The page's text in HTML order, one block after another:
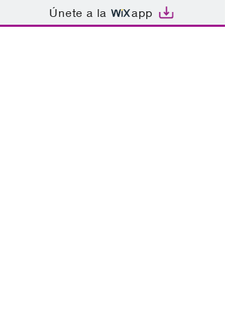
Únete a la app